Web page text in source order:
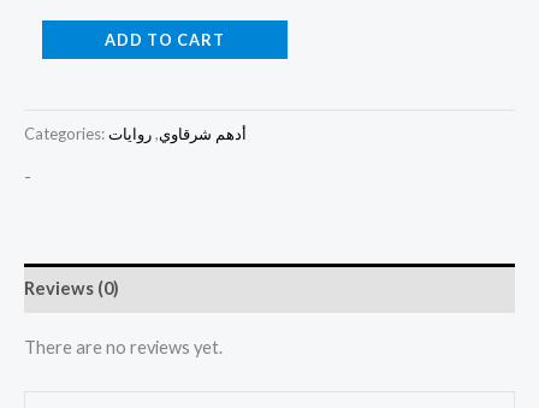
ADD TO CART
Categories: أدهم شرقاوي,روايات
-
Reviews (0)
There are no reviews yet.